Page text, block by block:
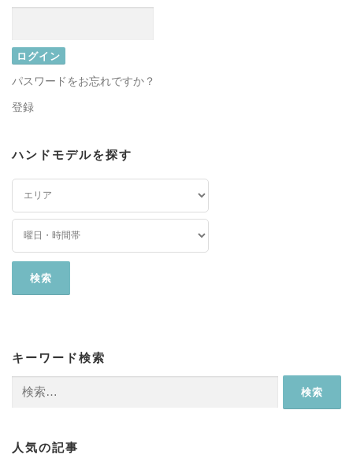
パスワードをお忘れですか？
登録
ハンドモデルを探す
キーワード検索
人気の記事